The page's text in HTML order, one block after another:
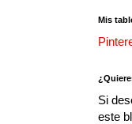
Mis
Si
este